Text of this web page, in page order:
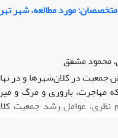
مورد مطالعه، شهر
محمود مشفق
جمعیت در کلان‌شهرها و در
باروری و مرگ و
عوامل رشد جمعیت
شده‌اند و مدل مفهومی